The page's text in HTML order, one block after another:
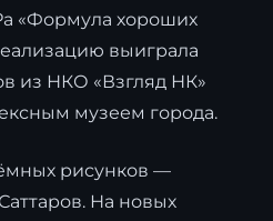
«Формула хороших
выиграла
из НКО «Взгляд НК»
музеем города.
рисунков —
На новых